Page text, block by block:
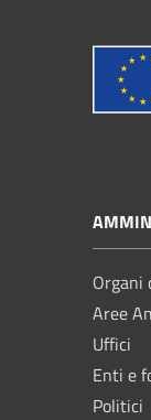
Organi
Aree
Uffici
Enti e
Politici